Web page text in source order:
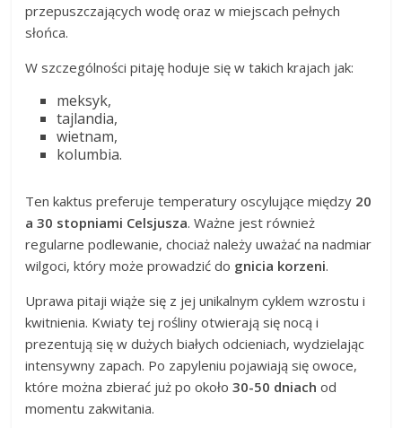
przepuszczających wodę oraz w miejscach pełnych
słońca.
W szczególności pitaję hoduje się w takich krajach jak:
meksyk,
tajlandia,
wietnam,
kolumbia.
Ten kaktus preferuje temperatury oscylujące między 20
a 30 stopniami Celsjusza. Ważne jest również
regularne podlewanie, chociaż należy uważać na nadmiar
wilgoci, który może prowadzić do gnicia korzeni.
Uprawa pitaji wiąże się z jej unikalnym cyklem wzrostu i
kwitnienia. Kwiaty tej rośliny otwierają się nocą i
prezentują się w dużych białych odcieniach, wydzielając
intensywny zapach. Po zapyleniu pojawiają się owoce,
które można zbierać już po około30-50 dniach od
momentu zakwitania.